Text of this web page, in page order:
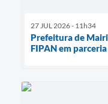
27 JUL 2026 - 11h34
Prefeitura de
FIPAN em